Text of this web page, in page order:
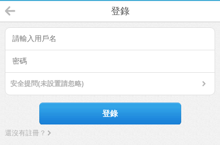
登錄
安全提問(未設置請忽略)
登錄
還沒有註冊？